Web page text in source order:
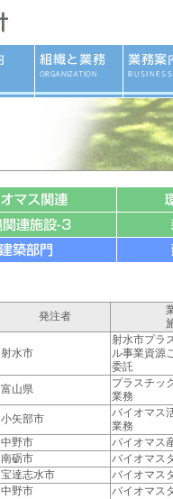
発注者
射水市
射水市プラ
ル事業資源
委託
富山県
プラスチッ
業務
小矢部市
バイオマス
業務
中野市
バイオマス
南砺市
バイオマス
宝達志水市
バイオマス
中野市
バイオマス